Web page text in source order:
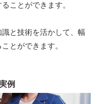
ことができます。
と技術を活かして、幅
とができます。
例